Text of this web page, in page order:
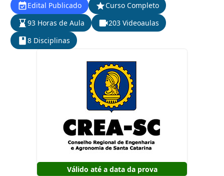
Edital Publicado
Curso Completo
93 Horas de Aula
203 Videoaulas
8 Disciplinas
Válido até a data da prova